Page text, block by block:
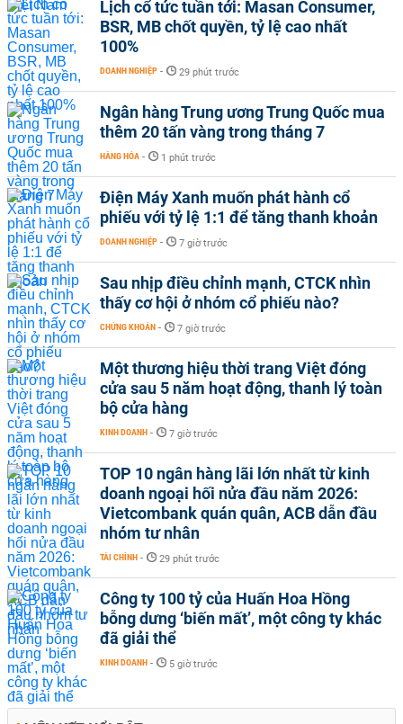
Lịch cổ tức tuần tới: Masan Consumer,
BSR, MB chốt quyền, tỷ lệ cao nhất
100%
DOANH NGHIỆP - 29 phút trước
Ngân hàng Trung ương Trung Quốc mua
thêm 20 tấn vàng trong tháng 7
HÀNG HÓA - 1 phút trước
Điện Máy Xanh muốn phát hành cổ
phiếu với tỷ lệ 1:1 để tăng thanh khoản
DOANH NGHIỆP - 7 giờ trước
Sau nhịp điều chỉnh mạnh, CTCK nhìn
thấy cơ hội ở nhóm cổ phiếu nào?
CHỨNG KHOÁN - 7 giờ trước
Một thương hiệu thời trang Việt đóng
cửa sau 5 năm hoạt động, thanh lý toàn
bộ cửa hàng
KINH DOANH - 7 giờ trước
TOP 10 ngân hàng lãi lớn nhất từ kinh
doanh ngoại hối nửa đầu năm 2026:
Vietcombank quán quân, ACB dẫn đầu
nhóm tư nhân
TÀI CHÍNH - 29 phút trước
Công ty 100 tỷ của Huấn Hoa Hồng
bỗng dưng ‘biến mất’, một công ty khác
đã giải thể
KINH DOANH - 5 giờ trước